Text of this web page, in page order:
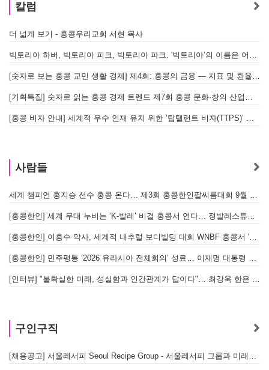
칼럼
더 넓게 보기 - 홍콩우리교회 서현 목사
빅토리아 하버, 빅토리아 피크, 빅토리아 파크. '빅토리아’의 이름은 어떻게 온 걸까? - [이승권 원장의 생활칼럼]
[숫자로 보는 홍콩 교민 생활 경제] 제4회: 홍콩의 금융 — 지표 및 환율, MPF 운영 현황
[기획특집] 숫자로 읽는 홍콩 경제 트렌드 제7회 홍콩 문화·창의 산업의 구조와 분야별 동향
[홍콩 비자 안내] 세계적 우수 인재 유치 위한 ‘탑탤런트 비자(TTPS)’ 주요 요건
사람들
세계 챔피언 홍지승 선수 홍콩 온다… 제3회 홍콩한인팔씨름대회 9월 12일 개최
[홍콩한인] 세계 무대 누비는 ‘K-발레’ 비결 홍콩서 연다… 정발레스튜디오 개원
[홍콩한인] 이흥수 약사, 세계적 내추럴 보디빌딩 대회 WNBF 홍콩서 '마스터 부문 1위' 기염
[홍콩한인] 민주평통 ‘2026 유라시아 전체회의’ 성료… 이재명 대통령 참석으로 의미 더해
[인터뷰] "불확실한 미래, 성실함과 인간관계가 답이다"… 최강욱 한은 부소장이 청소년들에게 전하는 응원
구인구직
[채용공고] 서울레서피 Seoul Recipe Group - 서울레서피 그룹과 미래를 함께할 유능한 인재를 모십니다